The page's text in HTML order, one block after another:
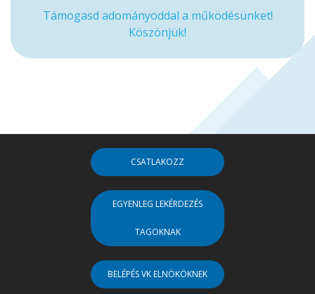
Támogasd adományoddal a működésünket!
Köszönjük!
CSATLAKOZZ
EGYENLEG LEKÉRDEZÉS
TAGOKNAK
BELÉPÉS VK ELNÖKÖKNEK